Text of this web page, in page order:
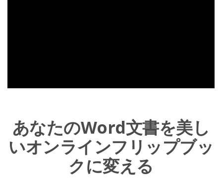
あなたのWord文書を美し
いオンラインフリップブッ
クに変える